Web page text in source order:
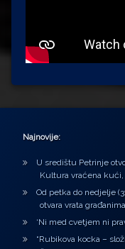
Najnovije:
U središtu Petrinje
Kultura vraćena kući,
Od petka do nedjelje
otvara vrata
‘Ni med cvetjem ni
“Rubikova kocka –